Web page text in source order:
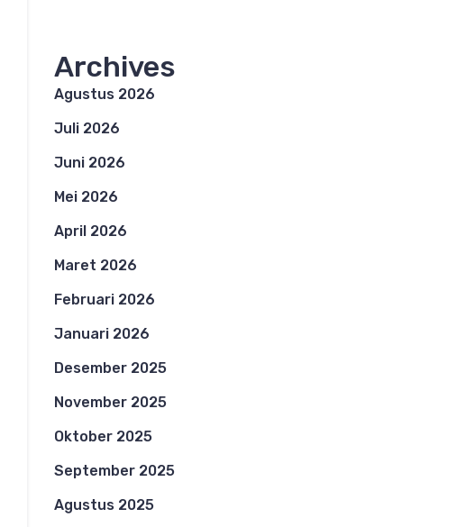
Archives
Agustus 2026
Juli 2026
Juni 2026
Mei 2026
April 2026
Maret 2026
Februari 2026
Januari 2026
Desember 2025
November 2025
Oktober 2025
September 2025
Agustus 2025